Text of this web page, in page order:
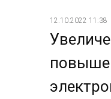
12.10.2022 11:38